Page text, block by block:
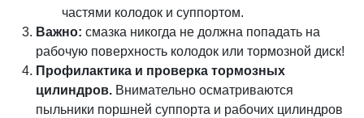
частями колодок и суппортом.
Важно: смазка никогда не должна попадать на
рабочую поверхность колодок или тормозной диск!
Профилактика и проверка тормозных
цилиндров. Внимательно осматриваются
пыльники поршней суппорта и рабочих цилиндров